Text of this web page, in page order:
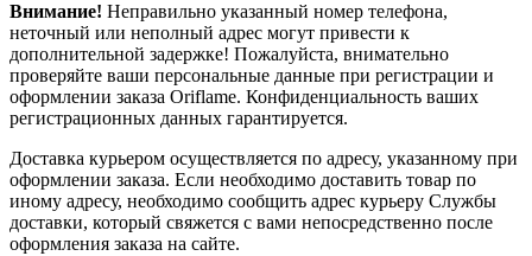
Внимание! Неправильно указанный номер телефона,
неточный или неполный адрес могут привести к
дополнительной задержке! Пожалуйста, внимательно
проверяйте ваши персональные данные при регистрации и
оформлении заказа Oriflame. Конфиденциальность ваших
регистрационных данных гарантируется.
Доставка курьером осуществляется по адресу, указанному при
оформлении заказа. Если необходимо доставить товар по
иному адресу, необходимо сообщить адрес курьеру Службы
доставки, который свяжется с вами непосредственно после
оформления заказа на сайте.